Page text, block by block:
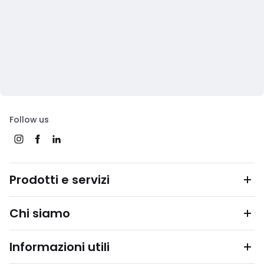
Follow us
Prodotti e servizi
Chi siamo
Informazioni utili